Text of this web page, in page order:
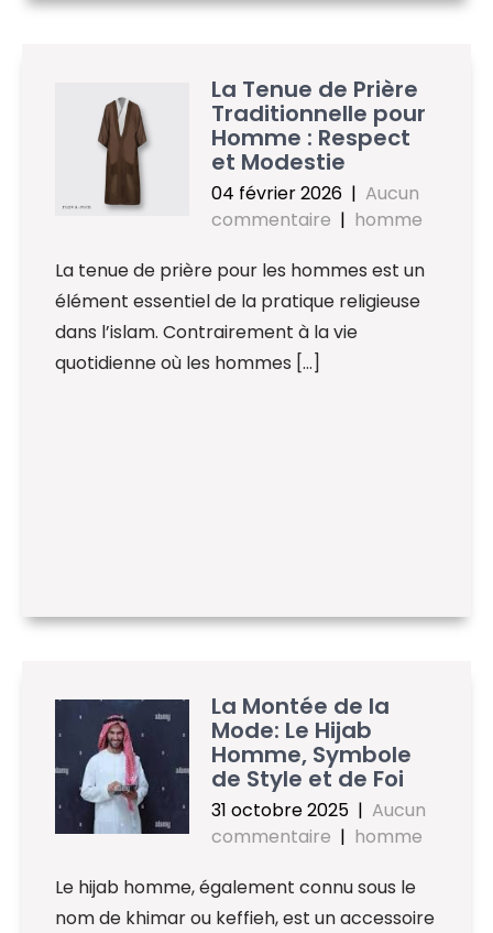
La Tenue de Prière
Traditionnelle pour
Homme : Respect
et Modestie
04 février 2026 | Aucun
commentaire | homme
La tenue de prière pour les hommes est un
élément essentiel de la pratique religieuse
dans l’islam. Contrairement à la vie
quotidienne où les hommes […]
La Montée de la
Mode: Le Hijab
Homme, Symbole
de Style et de Foi
31 octobre 2025 | Aucun
commentaire | homme
Le hijab homme, également connu sous le
nom de khimar ou keffieh, est un accessoire